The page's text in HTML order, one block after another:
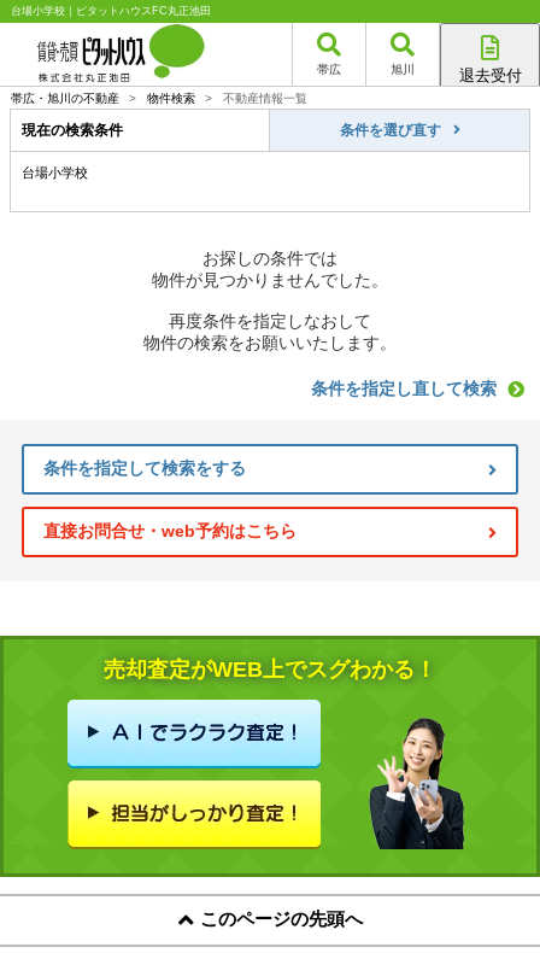
台場小学校｜ピタットハウスFC丸正池田
帯広 旭川 退去受付
旭川店
帯広・旭川の不動産 > 物件検索 > 不動産情報一覧
現在の検索条件 条件を選び直す
台場小学校
お探しの条件では
物件が見つかりませんでした。
再度条件を指定しなおして
物件の検索をお願いいたします。
条件を指定し直して検索
条件を指定して検索をする
直接お問合せ・web予約はこちら
売却査定がWEB上でスグわかる！
このページの先頭へ